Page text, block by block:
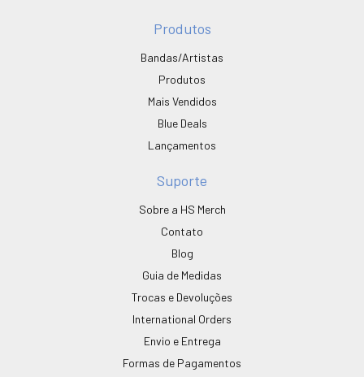
Produtos
Bandas/Artistas
Produtos
Mais Vendidos
Blue Deals
Lançamentos
Suporte
Sobre a HS Merch
Contato
Blog
Guia de Medidas
Trocas e Devoluções
International Orders
Envio e Entrega
Formas de Pagamentos